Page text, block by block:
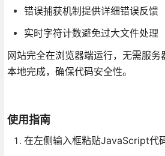
错误捕获机制提供详细错误反馈
实时字符计数避免过大文件处理
网站完全在浏览器端运行，无需服
本地完成，确保代码安全性。
使用指南
在左侧输入框粘贴JavaScript代